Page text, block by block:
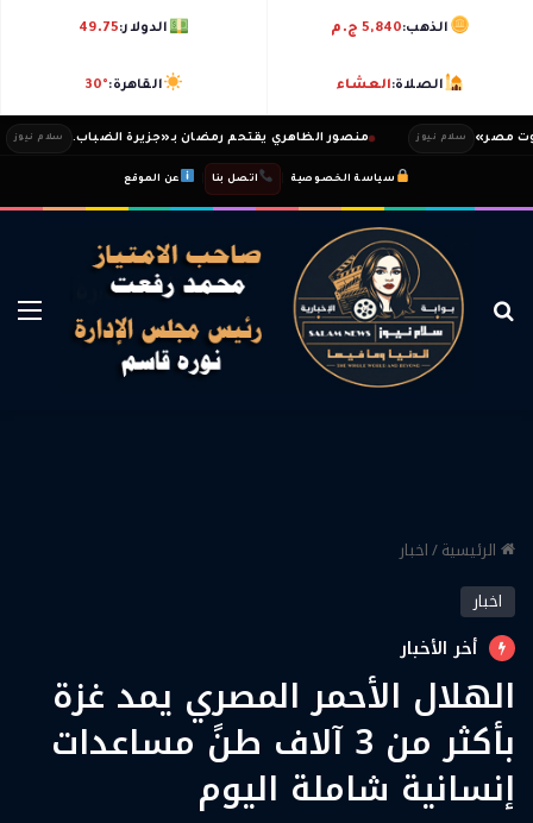
الذهب:5,840 ج.م الدولار:49.75
الصلاة:العشاء القاهرة:30°
سلام نيوز منصور الظاهري يقتحم رمضان بـ«جزيرة الضباب. سلام نيوز
سياسة الخصوصية اتصل بنا عن الموقع
بحث عن
الرئيسية/اخبار
اخبار
أخر الأخبار
الهلال الأحمر المصري يمد غزة
بأكثر من 3 آلاف طنً مساعدات
إنسانية شاملة اليوم